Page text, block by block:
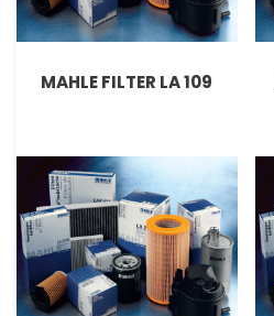
MAHLE FILTER LA 109